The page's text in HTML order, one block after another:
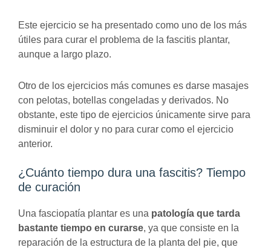
Este ejercicio se ha presentado como uno de los más
útiles para curar el problema de la fascitis plantar,
aunque a largo plazo.
Otro de los ejercicios más comunes es darse masajes
con pelotas, botellas congeladas y derivados. No
obstante, este tipo de ejercicios únicamente sirve para
disminuir el dolor y no para curar como el ejercicio
anterior.
¿Cuánto tiempo dura una fascitis? Tiempo
de curación
Una fasciopatía plantar es una patología que tarda
bastante tiempo en curarse, ya que consiste en la
reparación de la estructura de la planta del pie, que